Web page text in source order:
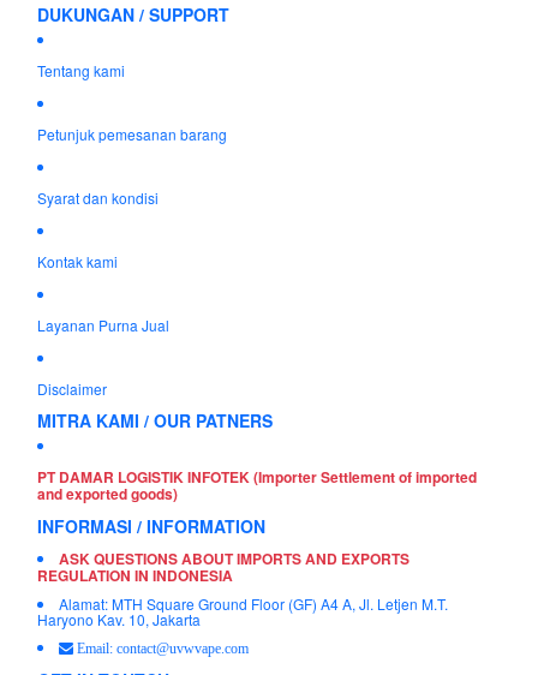
DUKUNGAN / SUPPORT
Tentang kami
Petunjuk pemesanan barang
Syarat dan kondisi
Kontak kami
Layanan Purna Jual
Disclaimer
MITRA KAMI / OUR PATNERS
PT DAMAR LOGISTIK INFOTEK (Importer Settlement of imported
and exported goods)
INFORMASI / INFORMATION
ASK QUESTIONS ABOUT IMPORTS AND EXPORTS
REGULATION IN INDONESIA
Alamat: MTH Square Ground Floor (GF) A4 A, Jl. Letjen M.T.
Haryono Kav. 10, Jakarta
Email: contact@uvwvape.com